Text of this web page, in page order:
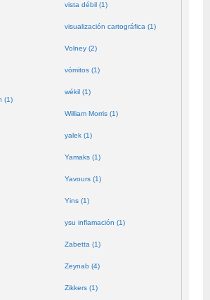
(1)
vista débil (1)
visualización cartográfica (1)
Volney (2)
vómitos (1)
wékil (1)
William Morris (1)
yalek (1)
Yamaks (1)
Yavours (1)
Yins (1)
ysu inflamación (1)
Zabetta (1)
Zeynab (4)
Zikkers (1)